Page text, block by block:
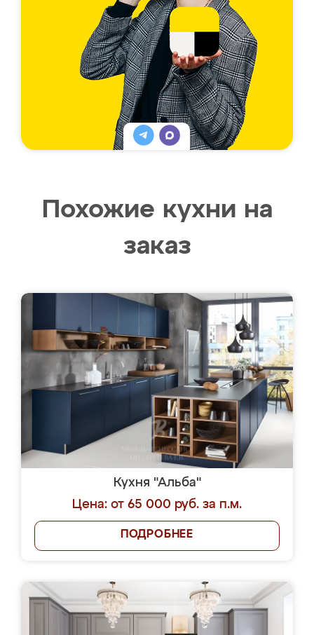
Похожие кухни на
заказ
Кухня "Альба"
Цена: от 65 000 руб. за п.м.
ПОДРОБНЕЕ